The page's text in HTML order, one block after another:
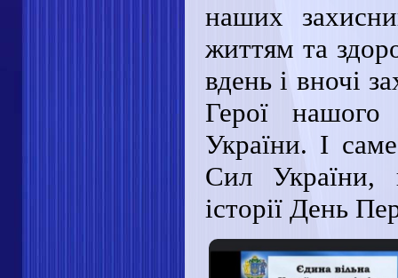
наших
життям та
вдень і вночі
Герої
України. І
Сил України,
історії День